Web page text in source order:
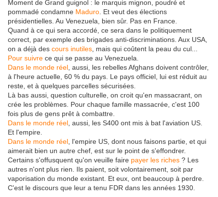
Moment de Grand guignol : le marquis mignon, poudré et
pommadé condamne Maduro . Et veut des élections
présidentielles. Au Venezuela, bien sûr. Pas en France.
Quand à ce qui sera accordé, ce sera dans le politiquement
correct, par exemple des brigades anti-discriminations. Aux USA,
on a déjà des cours inutiles , mais qui coûtent la peau du cul...
Pour suivre ce qui se passe au Venezuela.
Dans le monde réel , aussi, les rebelles Afghans doivent contrôler,
à l'heure actuelle, 60 % du pays. Le pays officiel, lui est réduit au
reste, et à quelques parcelles sécurisées.
Là bas aussi, question culturelle, on croit qu'en massacrant, on
crée les problèmes. Pour chaque famille massacrée, c'est 100
fois plus de gens prêt à combattre.
Dans le monde réel , aussi, les S400 ont mis à bat l'aviation US.
Et l'empire.
Dans le monde réel , l'empire US, dont nous faisons partie, et qui
aimerait bien un autre chef, est sur le point de s'effondrer.
Certains s'offusquent qu'on veuille faire payer les riches ? Les
autres n'ont plus rien. Ils paient, soit volontairement, soit par
vaporisation du monde existant. Et eux, ont beaucoup à perdre.
C'est le discours que leur a tenu FDR dans les années 1930.